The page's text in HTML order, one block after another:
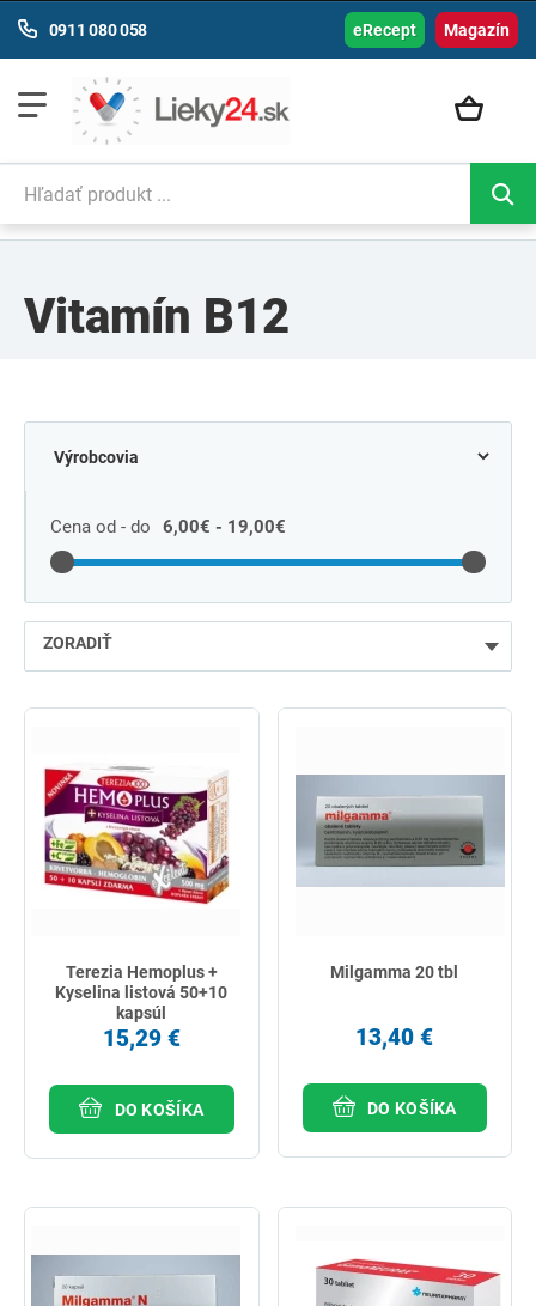
Magazín
0911 080 058 eRecept
Vitamín B12
Cena od - do 6,00€ - 19,00€
ZORADIŤ
najpredávanejšie
podľa názvu od A
Terezia Hemoplus +
Kyselina listová 50+10
kapsúl
15,29 €
DO KOŠÍKA
Milgamma 20 tbl
13,40 €
DO KOŠÍKA